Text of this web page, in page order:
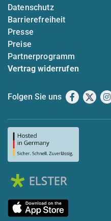
Datenschutz
Barrierefreiheit
Presse
Preise
Partnerprogramm
Vertrag widerrufen
Folgen Sie uns Facebook
X